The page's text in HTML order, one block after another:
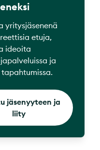
yritysjäsenenä
etuja,
ideoita
ja
jäsenyyteen ja
liity